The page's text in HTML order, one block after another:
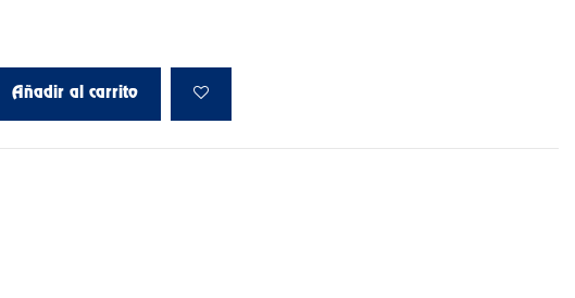
Añadir al carrito